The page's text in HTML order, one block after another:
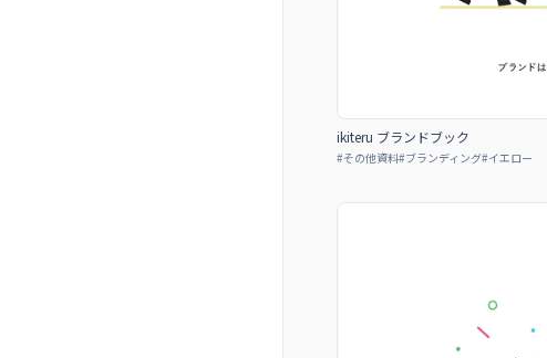
ikiteru ブランドブック
#その他資料#ブランディング#イエロー